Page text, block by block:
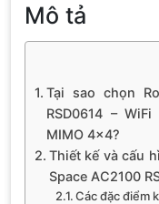
Mô tả
Tại sao chọn
RSD0614 –
MIMO 4×4?
Thiết kế và cấu
Space AC2100
Các đặc điểm